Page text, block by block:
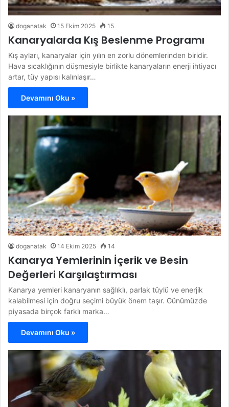
doganatak 15 Ekim 2025 15
Kanaryalarda Kış Beslenme Programı
Kış ayları, kanaryalar için yılın en zorlu dönemlerinden biridir.
Hava sıcaklığının düşmesiyle birlikte kanaryaların enerji ihtiyacı
artar, tüy yapısı kalınlaşır…
Devamını Oku »
doganatak 14 Ekim 2025 14
Kanarya Yemlerinin İçerik ve Besin
Değerleri Karşılaştırması
Kanarya yemleri kanaryanın sağlıklı, parlak tüylü ve enerjik
kalabilmesi için doğru seçimi büyük önem taşır. Günümüzde
piyasada birçok farklı marka…
Devamını Oku »